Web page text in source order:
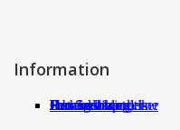
Information
Om Serviwet
Serviwet blog
Forhandlere
Persondatapolitik
Handelsbetingelser
Det siger kunderne
Jobs